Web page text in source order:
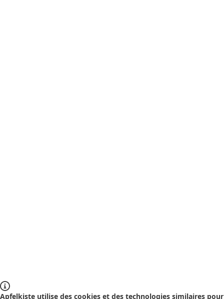
Apfelkiste utilise des cookies et des technologies similaires